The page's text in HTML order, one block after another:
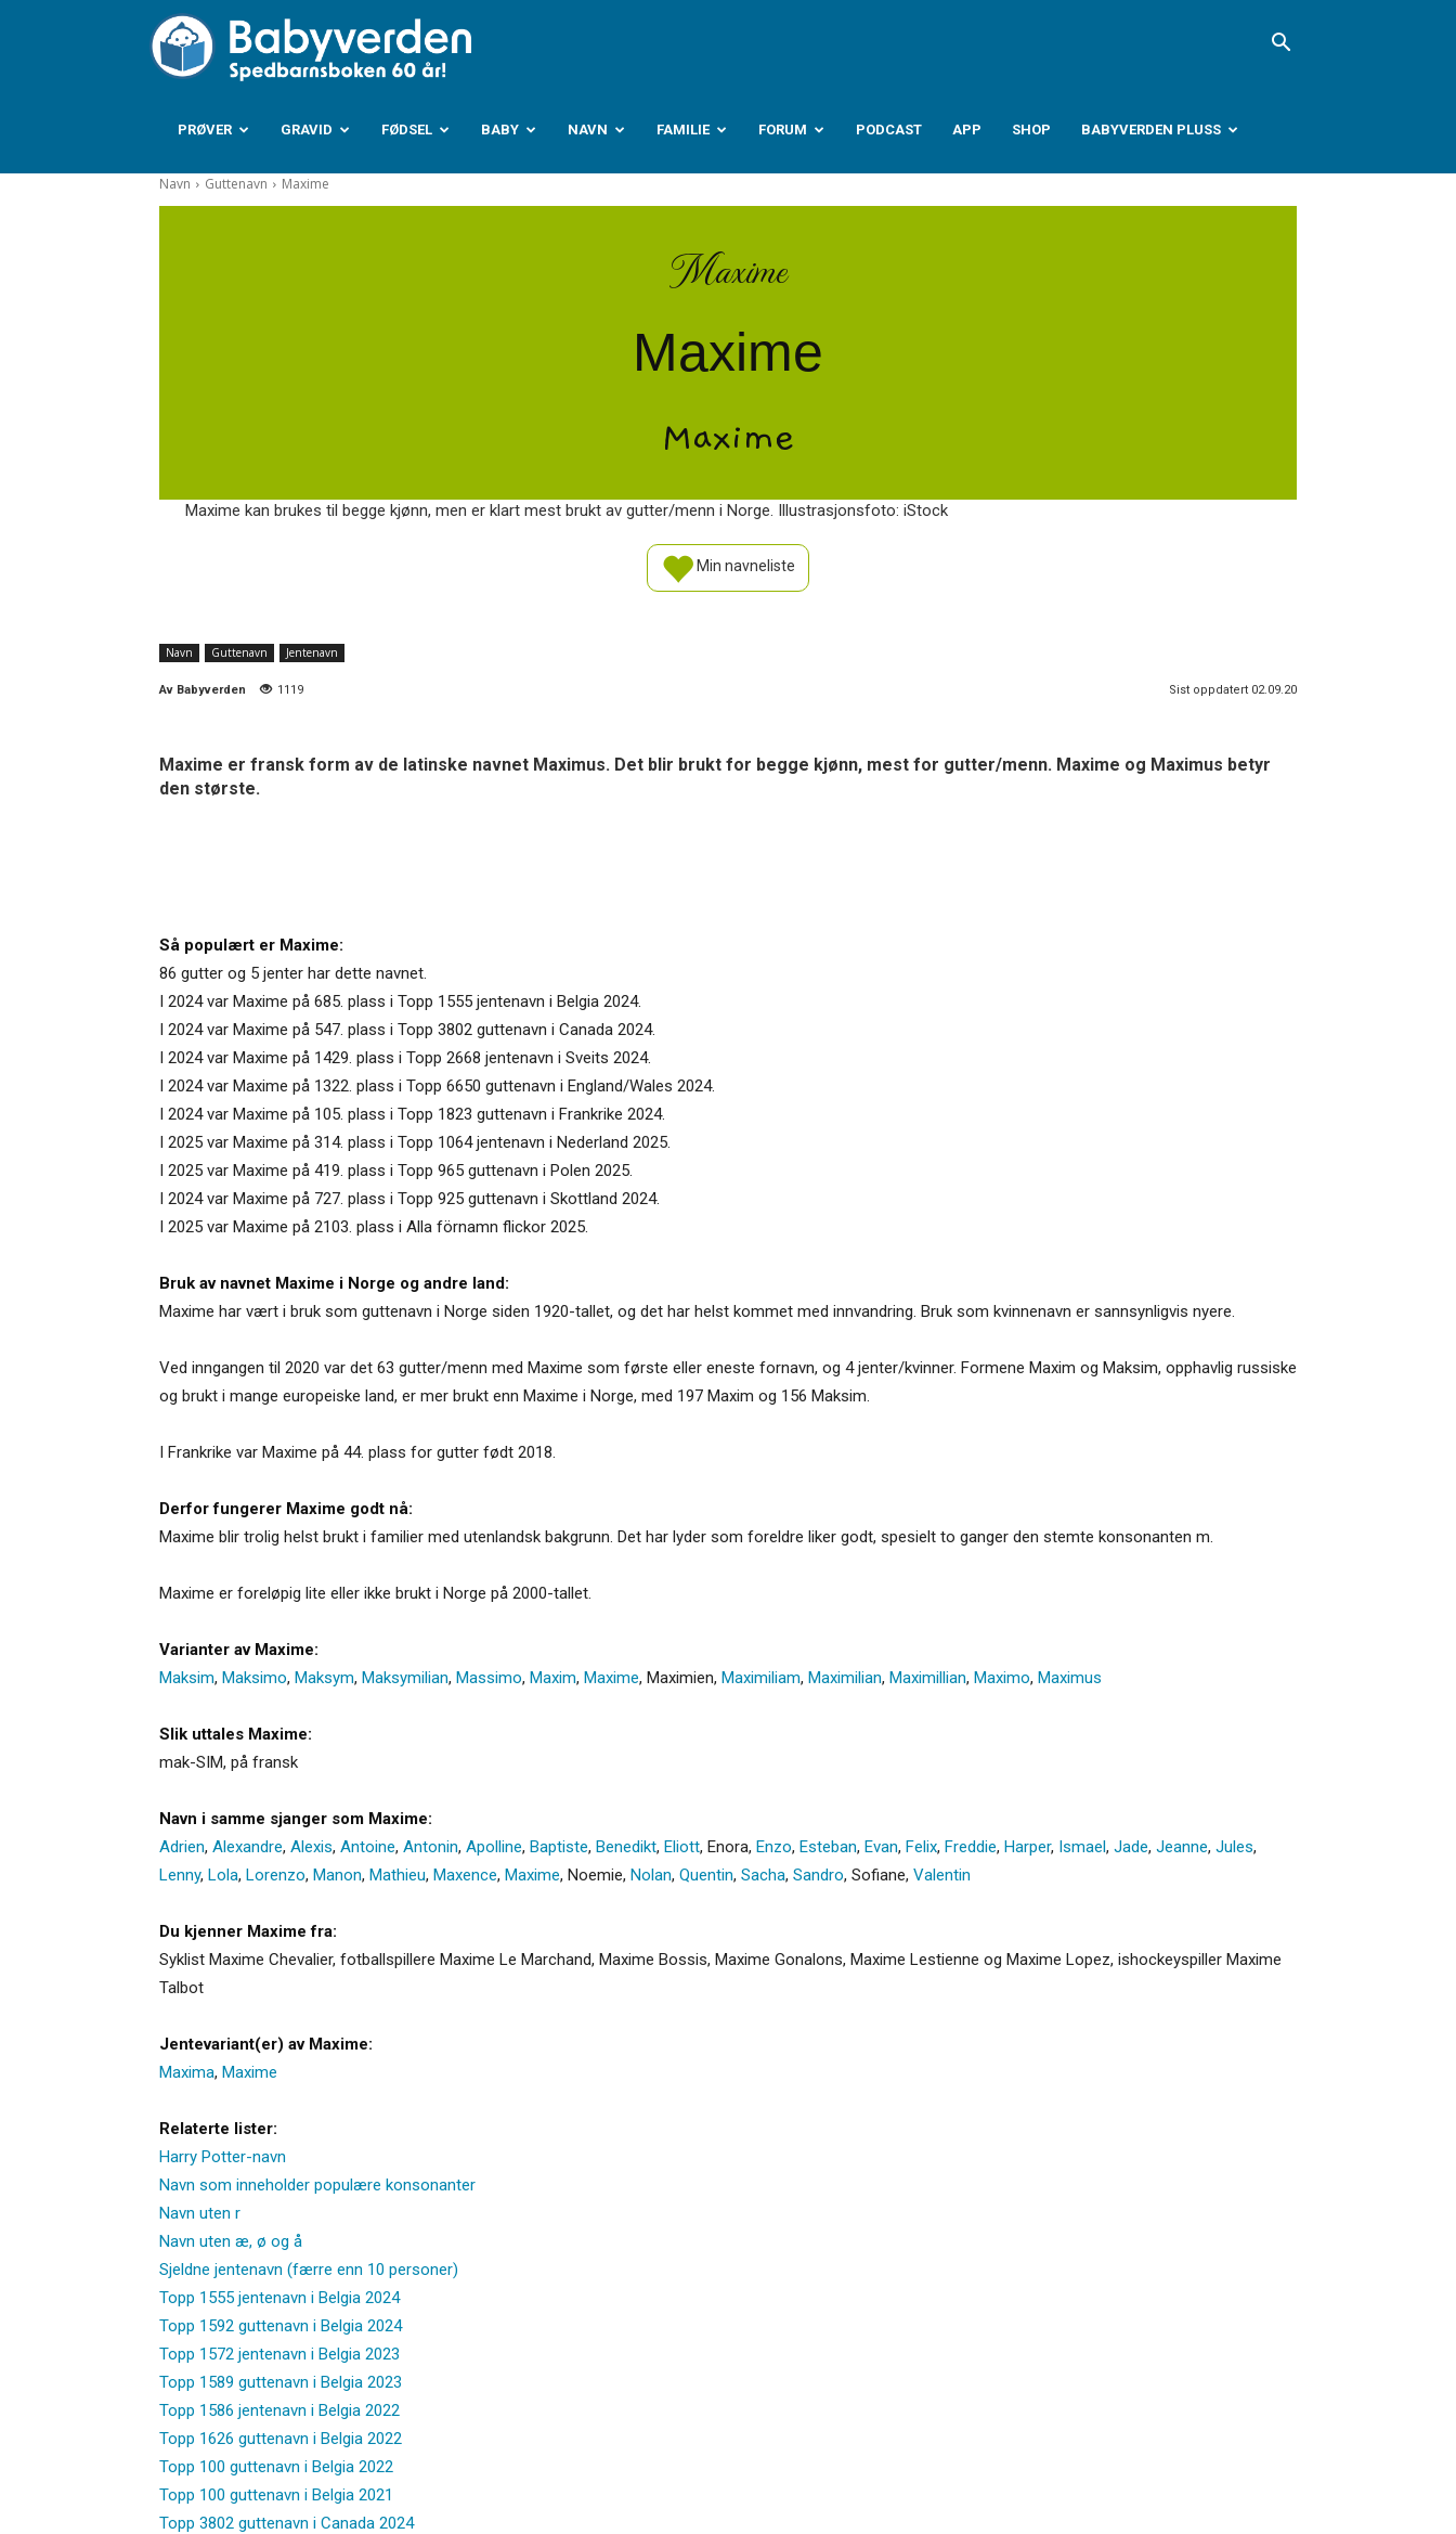
Babyverden.no
PRØVER GRAVID FØDSEL BABY NAVN FAMILIE FORUM PODCAST APP SHOP BABYVERDEN PLUSS
Navn Guttenavn Maxime
Maxime
Maxime
Maxime
Maxime kan brukes til begge kjønn, men er klart mest brukt av gutter/menn i Norge. Illustrasjonsfoto: iStock
Min navneliste
Navn Guttenavn Jentenavn
Av Babyverden 1119 Sist oppdatert 02.09.20
Maxime er fransk form av de latinske navnet Maximus. Det blir brukt for begge kjønn, mest for gutter/menn. Maxime og Maximus betyr
den største.
Så populært er Maxime:
86 gutter og 5 jenter har dette navnet.
I 2024 var Maxime på 685. plass i Topp 1555 jentenavn i Belgia 2024.
I 2024 var Maxime på 547. plass i Topp 3802 guttenavn i Canada 2024.
I 2024 var Maxime på 1429. plass i Topp 2668 jentenavn i Sveits 2024.
I 2024 var Maxime på 1322. plass i Topp 6650 guttenavn i England/Wales 2024.
I 2024 var Maxime på 105. plass i Topp 1823 guttenavn i Frankrike 2024.
I 2025 var Maxime på 314. plass i Topp 1064 jentenavn i Nederland 2025.
I 2025 var Maxime på 419. plass i Topp 965 guttenavn i Polen 2025.
I 2024 var Maxime på 727. plass i Topp 925 guttenavn i Skottland 2024.
I 2025 var Maxime på 2103. plass i Alla förnamn flickor 2025.
Bruk av navnet Maxime i Norge og andre land:
Maxime har vært i bruk som guttenavn i Norge siden 1920-tallet, og det har helst kommet med innvandring. Bruk som kvinnenavn er sannsynligvis nyere.
Ved inngangen til 2020 var det 63 gutter/menn med Maxime som første eller eneste fornavn, og 4 jenter/kvinner. Formene Maxim og Maksim, opphavlig russiske
og brukt i mange europeiske land, er mer brukt enn Maxime i Norge, med 197 Maxim og 156 Maksim.
I Frankrike var Maxime på 44. plass for gutter født 2018.
Derfor fungerer Maxime godt nå:
Maxime blir trolig helst brukt i familier med utenlandsk bakgrunn. Det har lyder som foreldre liker godt, spesielt to ganger den stemte konsonanten m.
Maxime er foreløpig lite eller ikke brukt i Norge på 2000-tallet.
Varianter av Maxime:
Maksim, Maksimo, Maksym, Maksymilian, Massimo, Maxim, Maxime, Maximien, Maximiliam, Maximilian, Maximillian, Maximo, Maximus
Slik uttales Maxime:
mak-SIM, på fransk
Navn i samme sjanger som Maxime:
Adrien, Alexandre, Alexis, Antoine, Antonin, Apolline, Baptiste, Benedikt, Eliott, Enora, Enzo, Esteban, Evan, Felix, Freddie, Harper, Ismael, Jade, Jeanne, Jules,
Lenny, Lola, Lorenzo, Manon, Mathieu, Maxence, Maxime, Noemie, Nolan, Quentin, Sacha, Sandro, Sofiane, Valentin
Du kjenner Maxime fra:
Syklist Maxime Chevalier, fotballspillere Maxime Le Marchand, Maxime Bossis, Maxime Gonalons, Maxime Lestienne og Maxime Lopez, ishockeyspiller Maxime
Talbot
Jentevariant(er) av Maxime:
Maxima, Maxime
Relaterte lister:
Harry Potter-navn
Navn som inneholder populære konsonanter
Navn uten r
Navn uten æ, ø og å
Sjeldne jentenavn (færre enn 10 personer)
Topp 1555 jentenavn i Belgia 2024
Topp 1592 guttenavn i Belgia 2024
Topp 1572 jentenavn i Belgia 2023
Topp 1589 guttenavn i Belgia 2023
Topp 1586 jentenavn i Belgia 2022
Topp 1626 guttenavn i Belgia 2022
Topp 100 guttenavn i Belgia 2022
Topp 100 guttenavn i Belgia 2021
Topp 3802 guttenavn i Canada 2024